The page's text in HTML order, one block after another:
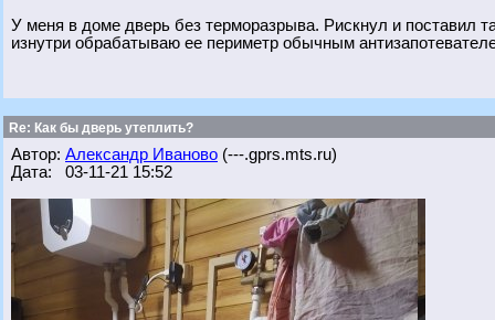
У меня в доме дверь без терморазрыва. Рискнул и поставил
изнутри обрабатываю ее периметр обычным
Re: Как бы дверь утеплить?
Автор: Александр Иваново (---.gprs.mts.ru)
Дата: 03-11-21 15:52